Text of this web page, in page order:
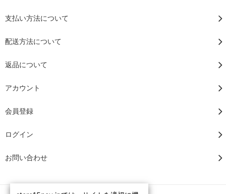
支払い方法について
配送方法について
返品について
アカウント
会員登録
ログイン
お問い合わせ